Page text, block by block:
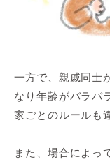
一方で、親戚同士
なり年齢がバラバ
家ごとのルールも
また、場合によっ